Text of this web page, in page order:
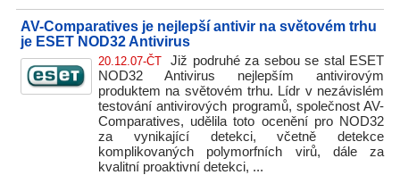
AV-Comparatives je nejlepší antivir na světovém trhu
je ESET NOD32 Antivirus
20.12.07-ČT
Již podruhé za sebou se stal ESET
NOD32 Antivirus nejlepším antivirovým
produktem na světovém trhu. Lídr v nezávislém
testování antivirových programů, společnost AV-
Comparatives, udělila toto ocenění pro NOD32
za vynikající detekci, včetně detekce
komplikovaných polymorfních virů, dále za
kvalitní proaktivní detekci, ...